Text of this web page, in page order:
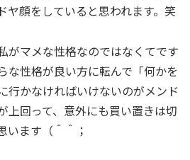
ヤ顔をしていると思われます。笑
がマメな性格なのではなくてです
な性格が良い方に転んで「何かを
行かなければいけないのがメンド
上回って、意外にも買い置きは切
います（＾＾；